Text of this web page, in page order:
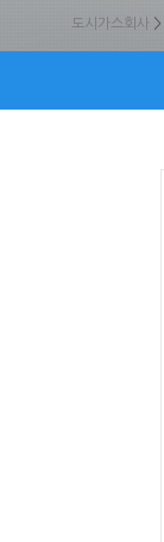
도시가스회사 >